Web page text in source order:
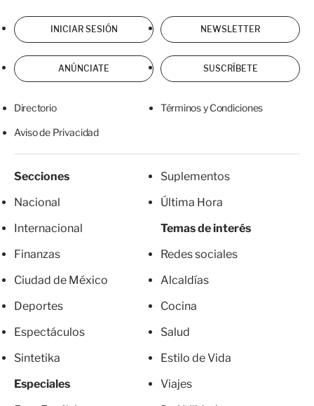
INICIAR SESIÓN NEWSLETTER
ANÚNCIATE SUSCRÍBETE
Directorio Términos y Condiciones
Aviso de Privacidad
Secciones
Nacional
Internacional
Finanzas
Ciudad de México
Deportes
Espectáculos
Sintetika
Especiales
Suplementos
Última Hora
Temas de interés
Redes sociales
Alcaldías
Cocina
Salud
Estilo de Vida
Viajes